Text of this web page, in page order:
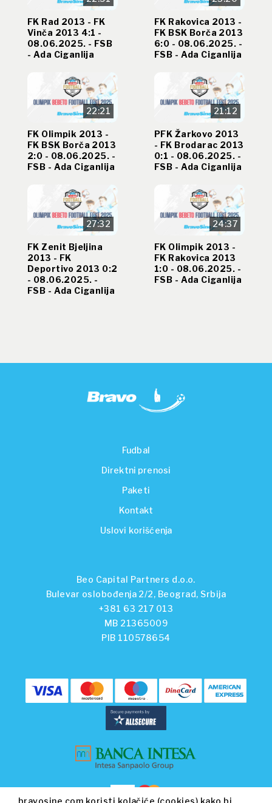
FK Rad 2013 - FK
Vinča 2013 4:1 -
08.06.2025. - FSB
- Ada Ciganlija
FK Rakovica 2013 -
FK BSK Borča 2013
6:0 - 08.06.2025. -
FSB - Ada Ciganlija
22:21
FK Olimpik 2013 -
FK BSK Borča 2013
2:0 - 08.06.2025. -
FSB - Ada Ciganlija
21:12
PFK Žarkovo 2013
- FK Brodarac 2013
0:1 - 08.06.2025. -
FSB - Ada Ciganlija
27:32
FK Zenit Bjeljina
2013 - FK
Deportivo 2013 0:2
- 08.06.2025. -
FSB - Ada Ciganlija
24:37
FK Olimpik 2013 -
FK Rakovica 2013
1:0 - 08.06.2025. -
FSB - Ada Ciganlija
Fudbal
Direktni prenosi
Paketi
Kontakt
Uslovi korišćenja
Beo Capital Partners d.o.o.
Bulevar oslobođenja 2/2, Beograd, Srbija
+381 63 217 013
MB 21365009
PIB 110578654
bravosine.com koristi kolačiće (cookies) kako bi